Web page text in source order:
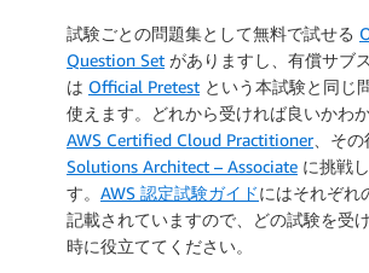
試験ごとの問題集として無料で試せる
Question Set がありますし、有償サブ
は Official Pretest という本試験と同じ
使えます。どれから受ければ良いかわ
AWS Certified Cloud Practitioner、その
Solutions Architect – Associate に挑戦
す。 AWS 認定試験ガイドにはそれぞれ
記載されていますので、どの試験を受
時に役立ててください。